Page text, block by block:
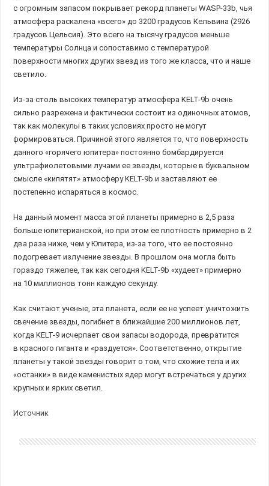
с огромным запасом покрывает рекорд планеты WASP-33b, чья
атмосфера раскалена «всего» до 3200 градусов Кельвина (2926
градусов Цельсия). Это всего на тысячу градусов меньше
температуры Солнца и сопоставимо с температурой
поверхности многих других звезд из того же класса, что и наше
светило.
Из-за столь высоких температур атмосфера KELT-9b очень
сильно разрежена и фактически состоит из одиночных атомов,
так как молекулы в таких условиях просто не могут
формироваться. Причиной этого является то, что поверхность
данного «горячего юпитера» постоянно бомбардируется
ультрафиолетовыми лучами ее звезды, которые в буквальном
смысле «кипятят» атмосферу KELT-9b и заставляют ее
постепенно испаряться в космос.
На данный момент масса этой планеты примерно в 2,5 раза
больше юпитерианской, но при этом ее плотность примерно в 2
два раза ниже, чем у Юпитера, из-за того, что ее постоянно
подогревает излучение звезды. В прошлом она могла быть
гораздо тяжелее, так как сегодня KELT-9b «худеет» примерно
на 10 миллионов тонн каждую секунду.
Как считают ученые, эта планета, если ее не успеет уничтожить
свечение звезды, погибнет в ближайшие 200 миллионов лет,
когда KELT-9 исчерпает свои запасы водорода, превратится
в красного гиганта и «раздуется». Соответственно, открытие
планеты у такой звезды говорит о том, что схожие тела и их
«останки» в виде каменистых ядер могут встречаться у других
крупных и ярких светил.
Источник